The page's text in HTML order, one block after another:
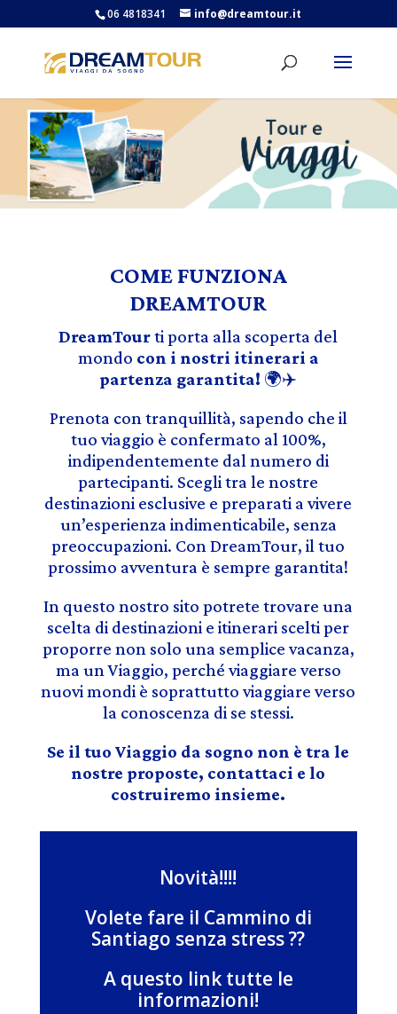
06 4818341 info@dreamtour.it
COME FUNZIONA
DREAMTOUR
DreamTourti porta alla scoperta del
mondo con i nostri itinerari a
partenza garantita! 🌍✈️
Prenota con tranquillità, sapendo che il
tuo viaggio è confermato al 100%,
indipendentemente dal numero di
partecipanti. Scegli tra le nostre
destinazioni esclusive e preparati a vivere
un’esperienza indimenticabile, senza
preoccupazioni. Con DreamTour, il tuo
prossimo avventura è sempre garantita!
In questo nostro sito potrete trovare una
scelta di destinazioni e itinerari scelti per
proporre non solo una semplice vacanza,
ma un Viaggio, perché viaggiare verso
nuovi mondi è soprattutto viaggiare verso
la conoscenza di se stessi.
Se il tuo Viaggio da sogno non è tra le
nostre proposte, contattaci e lo
costruiremo insieme.
Novità!!!!
Volete fare il Cammino di
Santiago senza stress ??
A questo link tutte le
informazioni!